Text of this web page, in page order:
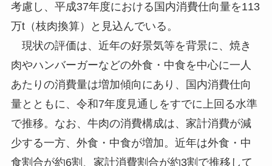
考慮し、平成37年度における国内消費仕向量を113
万t（枝肉換算）と見込んでいる。
現状の評価は、近年の好景気等を背景に、焼き
肉やハンバーガーなどの外食・中食を中心に一人
あたりの消費量は増加傾向にあり、国内消費仕向
量とともに、令和7年度見通しをすでに上回る水準
で推移。なお、牛肉の消費構成は、家計消費が減
少する一方、外食・中食が増加。近年は外食・中
食割合が約6割、家計消費割合が約3割で推移して